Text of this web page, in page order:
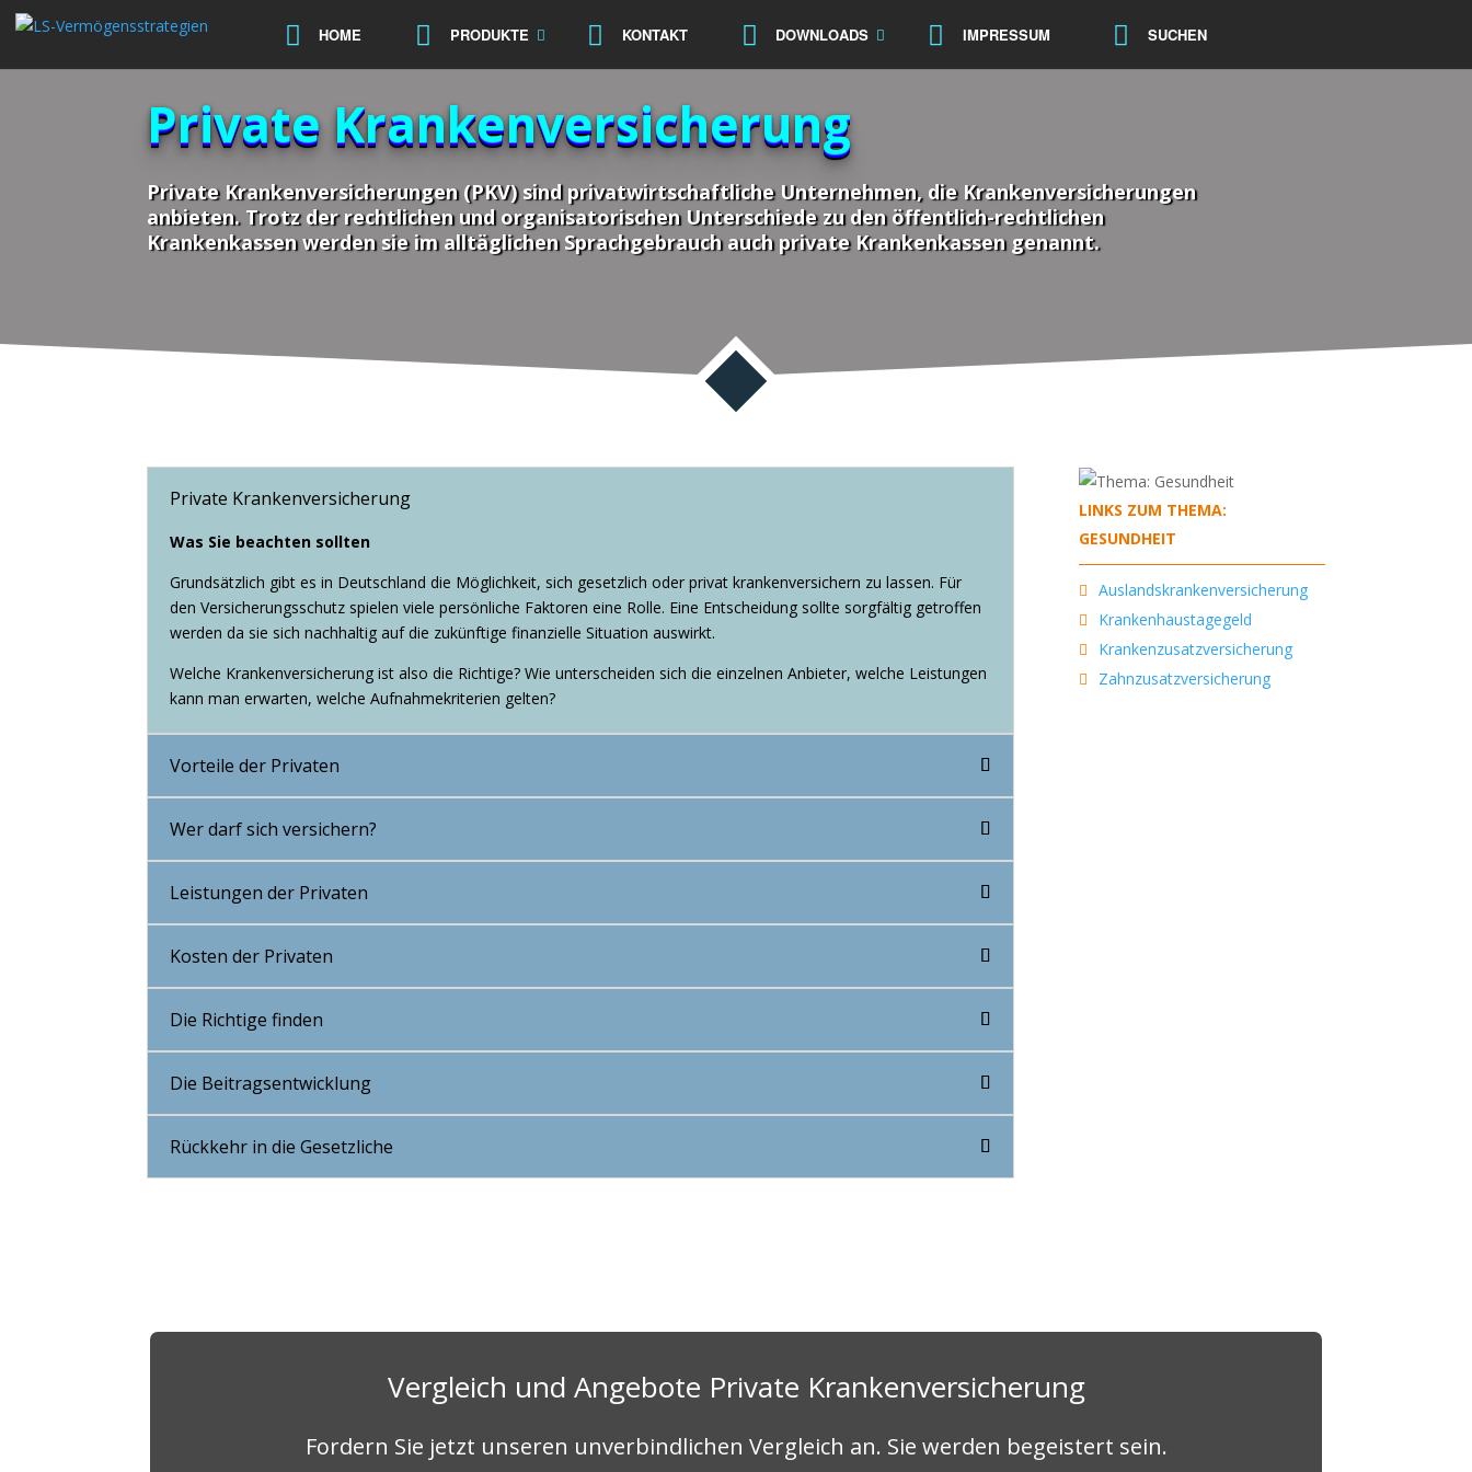
HOME PRODUKTE KONTAKT DOWNLOADS IMPRESSUM SUCHEN
Private Krankenversicherung
Private Krankenversicherungen (PKV) sind privatwirtschaftliche Unternehmen, die Krankenversicherungen
anbieten. Trotz der rechtlichen und organisatorischen Unterschiede zu den öffentlich-rechtlichen
Krankenkassen werden sie im alltäglichen Sprachgebrauch auch private Krankenkassen genannt.
Private Krankenversicherung
Was Sie beachten sollten
Grundsätzlich gibt es in Deutschland die Möglichkeit, sich gesetzlich oder privat krankenver­sichern zu lassen. Für
den Versicherungsschutz spielen viele persönliche Faktoren eine Rolle. Eine Entscheidung sollte sorgfältig getroffen
werden da sie sich nachhaltig auf die zukünftige finanzielle Situation auswirkt.
Welche Kranken­ver­si­che­rung ist also die Richtige? Wie unterscheiden sich die einzelnen Anbieter, welche Leistungen
kann man erwarten, welche Aufnahmekriterien gelten?
Vorteile der Privaten
Wer darf sich versichern?
Leistungen der Privaten
Kosten der Privaten
Die Richtige finden
Die Beitragsentwicklung
Rückkehr in die Gesetzliche
LINKS ZUM THEMA:
GESUNDHEIT
Auslandskrankenversicherung
Krankenhaustagegeld
Krankenzusatzversicherung
Zahnzusatzversicherung
Vergleich und Angebote Private Krankenversicherung
Fordern Sie jetzt unseren unverbindlichen Vergleich an. Sie werden begeistert sein.